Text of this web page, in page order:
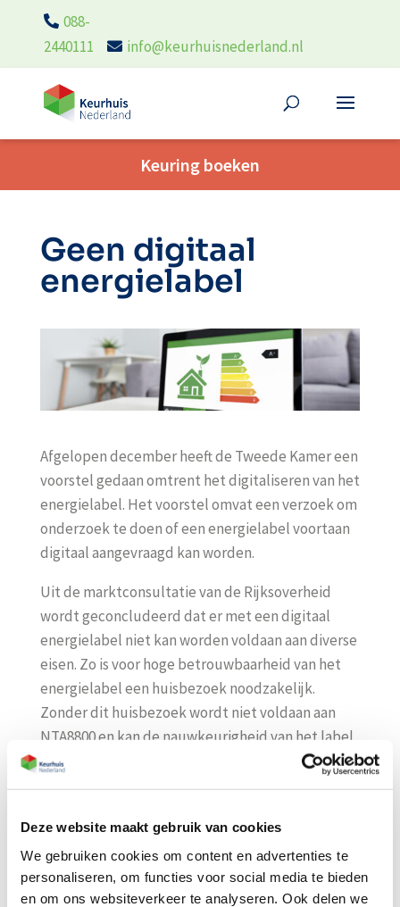
Deze website maakt gebruik van cookies
We gebruiken cookies om content en advertenties te
personaliseren, om functies voor social media te bieden
en om ons websiteverkeer te analyseren. Ook delen we
088-
2440111
info@keurhuisnederland.nl
Keuring boeken
Geen digitaal
energielabel
Afgelopen december heeft de Tweede Kamer een
voorstel gedaan omtrent het digitaliseren van het
energielabel. Het voorstel omvat een verzoek om
onderzoek te doen of een energielabel voortaan
digitaal aangevraagd kan worden.
Uit de marktconsultatie van de Rijksoverheid
wordt geconcludeerd dat er met een digitaal
energielabel niet kan worden voldaan aan diverse
eisen. Zo is voor hoge betrouwbaarheid van het
energielabel een huisbezoek noodzakelijk.
Zonder dit huisbezoek wordt niet voldaan aan
NTA8800 en kan de nauwkeurigheid van het label
niet worden vastgesteld.
energielabel fout- en fraudegevoelig omdat de
huiseigenaar zelf informatie moet aanleveren.
Ook is openbare data niet altijd geschikt of
actueel.